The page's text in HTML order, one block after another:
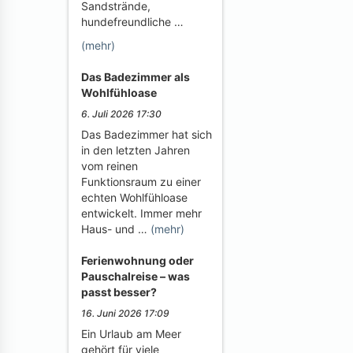
Sandstrände,
hundefreundliche …
(mehr)
Das Badezimmer als
Wohlfühloase
6. Juli 2026 17:30
Das Badezimmer hat sich
in den letzten Jahren
vom reinen
Funktionsraum zu einer
echten Wohlfühloase
entwickelt. Immer mehr
Haus- und … (mehr)
Ferienwohnung oder
Pauschalreise – was
passt besser?
16. Juni 2026 17:09
Ein Urlaub am Meer
gehört für viele